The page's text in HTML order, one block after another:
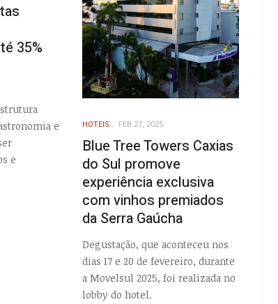
35%
e
e
HOTEIS FEB 27, 2025
Blue Tree Towers Caxias
do Sul promove
experiência exclusiva
com vinhos premiados
da Serra Gaúcha
Degustação, que aconteceu nos
dias 17 e 20 de fevereiro, durante
a Movelsul 2025, foi realizada no
lobby do hotel.